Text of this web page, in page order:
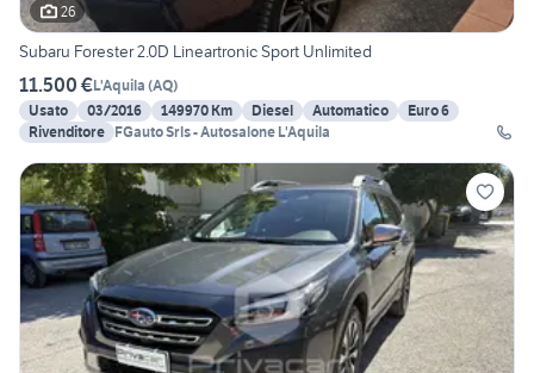
26
Subaru Forester 2.0D Lineartronic Sport Unlimited
11.500 €L'Aquila (AQ)
Usato
03/2016 149970 Km Diesel Automatico
Euro 6
Rivenditore FGauto Srls - Autosalone L'Aquila